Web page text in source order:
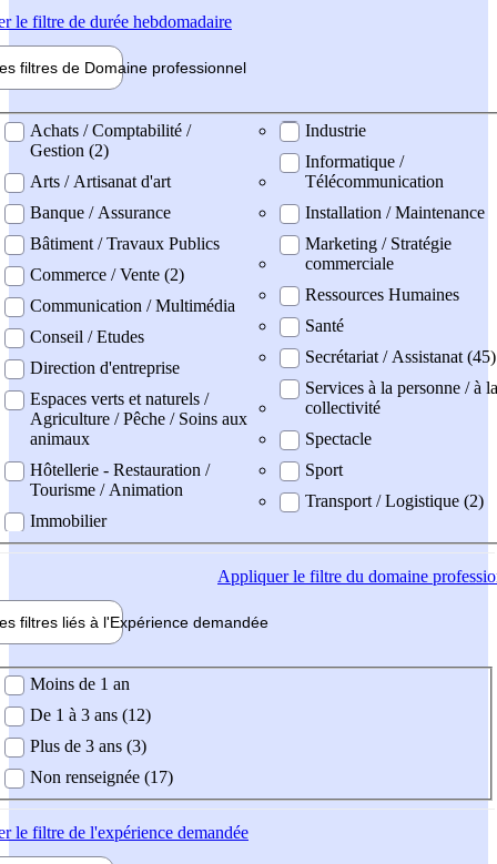
le filtre de durée hebdomadaire
filtres de Domaine professionnel
professionel
Achats / Comptabilité /
Gestion (2)
Arts / Artisanat d'art
Banque / Assurance
Bâtiment / Travaux Publics
Commerce / Vente (2)
Communication / Multimédia
Conseil / Etudes
Direction d'entreprise
Espaces verts et naturels /
Agriculture / Pêche / Soins aux
animaux
Hôtellerie - Restauration /
Tourisme / Animation
Immobilier
Industrie
Informatique /
Télécommunication
Installation / Maintenance
Marketing / Stratégie
commerciale
Ressources Humaines
Santé
Secrétariat / Assistanat (45)
Services à la personne / à la
collectivité
Spectacle
Sport
Transport / Logistique (2)
Appliquerle filtre du domaine
filtres liés à l'Expérience demandée
demandée
Moins de 1 an
De 1 à 3 ans (12)
Plus de 3 ans (3)
Non renseignée (17)
le filtre de l'expérience demandée